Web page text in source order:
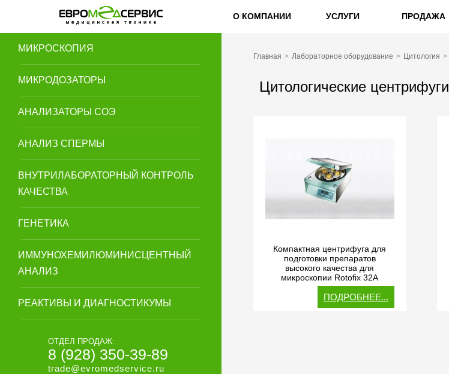
О КОМПАНИИ УСЛУГИ ПРОДАЖА
АНАЛИЗАТОРЫ ГЛЮКОЗЫ
МИКРОСКОПИЯ
МИКРОДОЗАТОРЫ
АНАЛИЗАТОРЫ СОЭ
АНАЛИЗ СПЕРМЫ
ВНУТРИЛАБОРАТОРНЫЙ КОНТРОЛЬ
КАЧЕСТВА
ГЕНЕТИКА
ИММУНОХЕМИЛЮМИНИСЦЕНТНЫЙ
АНАЛИЗ
РЕАКТИВЫ И ДИАГНОСТИКУМЫ
ОТДЕЛ ПРОДАЖ:
8 (928) 350-39-89
trade@evromedservice.ru
Главная Лабораторное оборудование Цитология
Цитологические центрифуги
Компактная центрифуга для
подготовки препаратов
высокого качества для
микроскопии Rotofix 32A
ПОДРОБНЕЕ...